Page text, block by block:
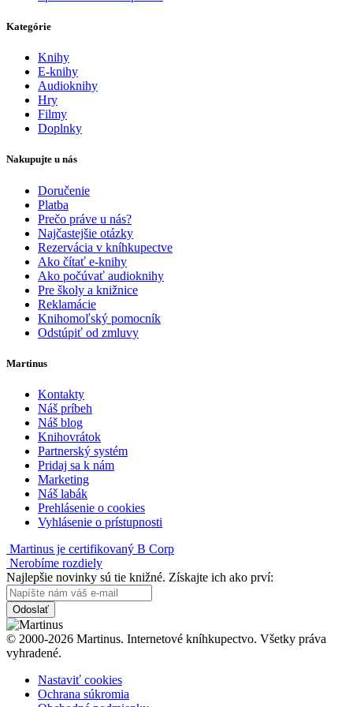
Kategórie
Knihy
E-knihy
Audioknihy
Hry
Filmy
Doplnky
Nakupujte u nás
Doručenie
Platba
Prečo práve u nás?
Najčastejšie otázky
Rezervácia v kníhkupectve
Ako čítať e-knihy
Ako počúvať audioknihy
Pre školy a knižnice
Reklamácie
Knihomoľský pomocník
Odstúpiť od zmluvy
Martinus
Kontakty
Náš príbeh
Náš blog
Knihovrátok
Partnerský systém
Pridaj sa k nám
Marketing
Náš labák
Prehlásenie o cookies
Vyhlásenie o prístupnosti
Martinus je certifikovaný B Corp
Nerobíme rozdiely
Najlepšie novinky sú tie knižné. Získajte ich ako prví:
Odoslať
© 2000-2026 Martinus. Internetové kníhkupectvo. Všetky práva
vyhradené.
Nastaviť cookies
Ochrana súkromia